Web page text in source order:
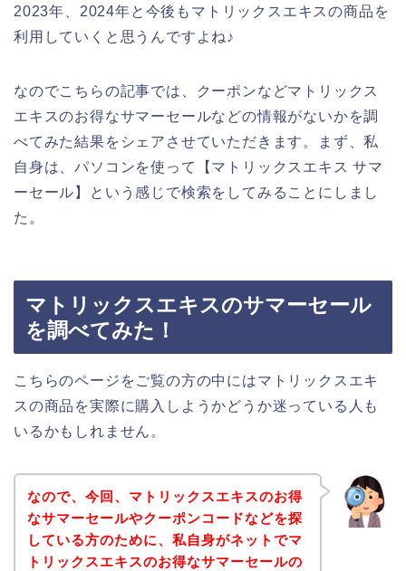
2023年、2024年と今後もマトリックスエキスの商品を
利用していくと思うんですよね♪
なのでこちらの記事では、クーポンなどマトリックス
エキスのお得なサマーセールなどの情報がないかを調
べてみた結果をシェアさせていただきます。まず、私
自身は、パソコンを使って【マトリックスエキス サマ
ーセール】という感じで検索をしてみることにしまし
た。
マトリックスエキスのサマーセール
を調べてみた！
こちらのページをご覧の方の中にはマトリックスエキ
スの商品を実際に購入しようかどうか迷っている人も
いるかもしれません。
なので、今回、マトリックスエキスのお得
なサマーセールやクーポンコードなどを探
している方のために、私自身がネットでマ
トリックスエキスのお得なサマーセールの